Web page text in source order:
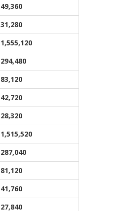
49,360
31,280
1,555,120
294,480
83,120
42,720
28,320
1,515,520
287,040
81,120
41,760
27,840